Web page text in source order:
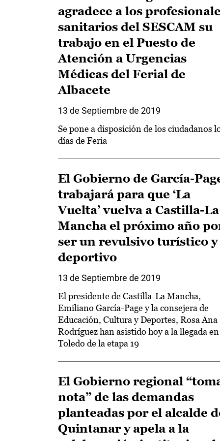
agradece a los
sanitarios del SESCAM su
trabajo en el Puesto de
Atención a Urgencias
Médicas del Ferial de
Albacete
13 de Septiembre de 2019
Se pone a disposición de los ciudadanos
días de Feria
El Gobierno de García-
trabajará para que ‘La
Vuelta’ vuelva a Castilla-La
Mancha el próximo año
ser un revulsivo turístico y
deportivo
13 de Septiembre de 2019
El presidente de Castilla-La Mancha,
Emiliano García-Page y la consejera de
Educación, Cultura y Deportes, Rosa Ana
Rodríguez han asistido hoy a la llegada en
Toledo de la etapa 19
El Gobierno regional
nota” de las demandas
planteadas por el alcalde
Quintanar y apela a la